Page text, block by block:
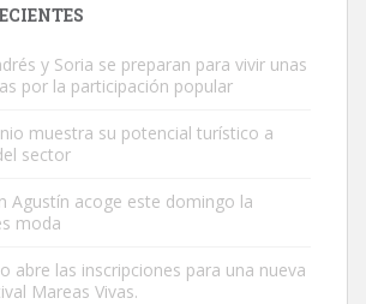
para mi perra. Pastor alemán,
6.7.2025
y Soria se preparan para vivir unas
por la participación popular
muestra su potencial turístico a
sector
Agustín acoge este domingo la
moda
abre las inscripciones para una nueva
Mareas Vivas.